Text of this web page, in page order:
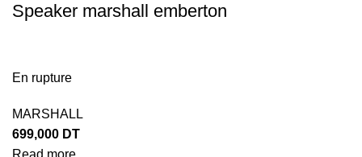
Speaker marshall emberton
En rupture
MARSHALL
699,000 DT